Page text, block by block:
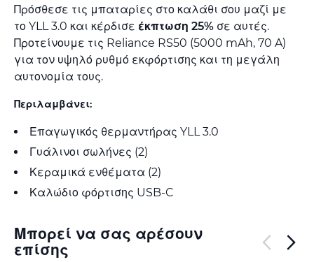
Πρόσθεσε τις μπαταρίες στο καλάθι σου μαζί με
το YLL 3.0 και κέρδισε έκπτωση 25% σε αυτές.
Προτείνουμε τις Reliance RS50 (5000 mAh, 70 A)
για τον υψηλό ρυθμό εκφόρτισης και τη μεγάλη
αυτονομία τους.
Περιλαμβάνει:
Επαγωγικός θερμαντήρας YLL 3.0
Γυάλινοι σωλήνες (2)
Κεραμικά ενθέματα (2)
Καλώδιο φόρτισης USB-C
Μπορεί να σας αρέσουν
επίσης